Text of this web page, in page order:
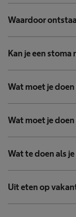
Waardoor
Kan je een stoma
Wat moet je
Wat moet je
Wat te doen als
Uit eten op